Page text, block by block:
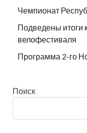
Чемпионат
Подведены итоги
велофестиваля
Программа 2-го
Поиск